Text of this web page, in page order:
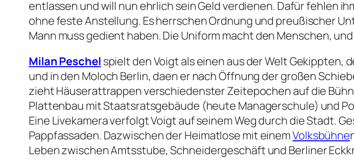
entlassen und will nun ehrlich sein Geld verdienen. Dafür fehlen
ohne feste Anstellung. Es herrschen Ordnung und preußischer
Mann muss gedient haben. Die Uniform macht den Menschen,
Milan Peschel spielt den Voigt als einen aus der Welt Gekippten,
und in den Moloch Berlin, daen er nach Öffnung der großen
zieht Häuserattrappen verschiedenster Zeitepochen auf die
Plattenbau mit Staatsratsgebäude (heute Managerschule) und
Eine Livekamera verfolgt Voigt auf seinem Weg durch die Stadt.
Pappfassaden. Dazwischen der Heimatlose mit einemVolksbühne
Leben zwischen Amtsstube, Schneidergeschäft und Berliner